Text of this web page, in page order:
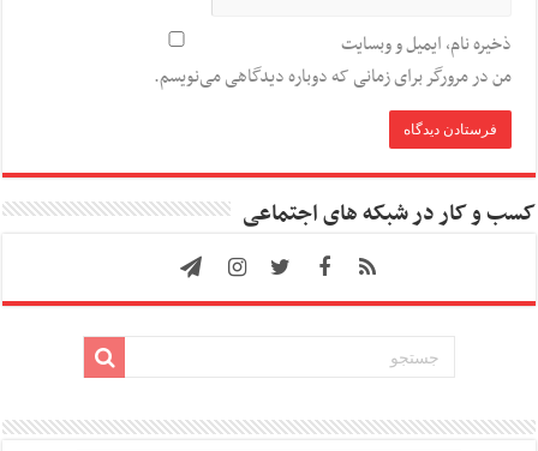
ذخیره نام، ایمیل و وبسایت
من در مرورگر برای زمانی که دوباره دیدگاهی می‌نویسم.
کسب و کار در شبکه های اجتماعی